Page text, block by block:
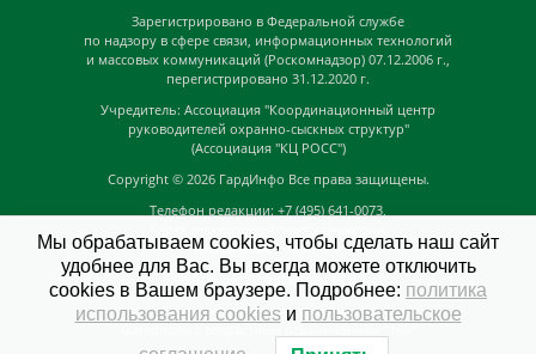
Зарегистрировано в Федеральной службе
по надзору в сфере связи, информационных технологий
и массовых коммуникаций (Роскомнадзор) 07.12.2006 г.,
перегистрировано 31.12.2020 г.
Учредитель: Ассоциация "Координационный центр
руководителей охранно-сыскных структур"
(Ассоциация "КЦ РОСС")
Copyright © 2026 ГардИнфо Все права защищены.
Телефон редакции: +7 (495) 641-0073,
news@guardinfo.online
Главный редактор: Кузьмин Д.А.
На сайте могут быть размещены
Мы обрабатываем cookies, чтобы сделать наш сайт
удобнее для Вас. Вы всегда можете отключить
cookies в Вашем браузере. Подробнее: политика
использования cookiesи пользовательское